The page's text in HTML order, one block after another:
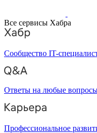
Все сервисы Хабра
Сообщество IT-
Ответы на любые
Профессиональное